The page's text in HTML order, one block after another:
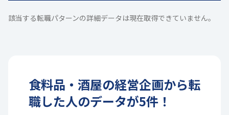
該当する転職パターンの詳細データは現在取得できていません。
食料品・酒屋の経営企画から転
職した人のデータが5件！